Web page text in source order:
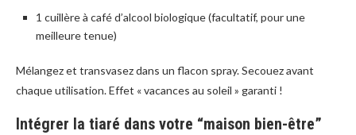
1 cuillère à café d’alcool biologique (facultatif, pour une
meilleure tenue)
Mélangez et transvasez dans un flacon spray. Secouez avant
chaque utilisation. Effet « vacances au soleil » garanti !
Intégrer la tiaré dans votre “maison bien-être”